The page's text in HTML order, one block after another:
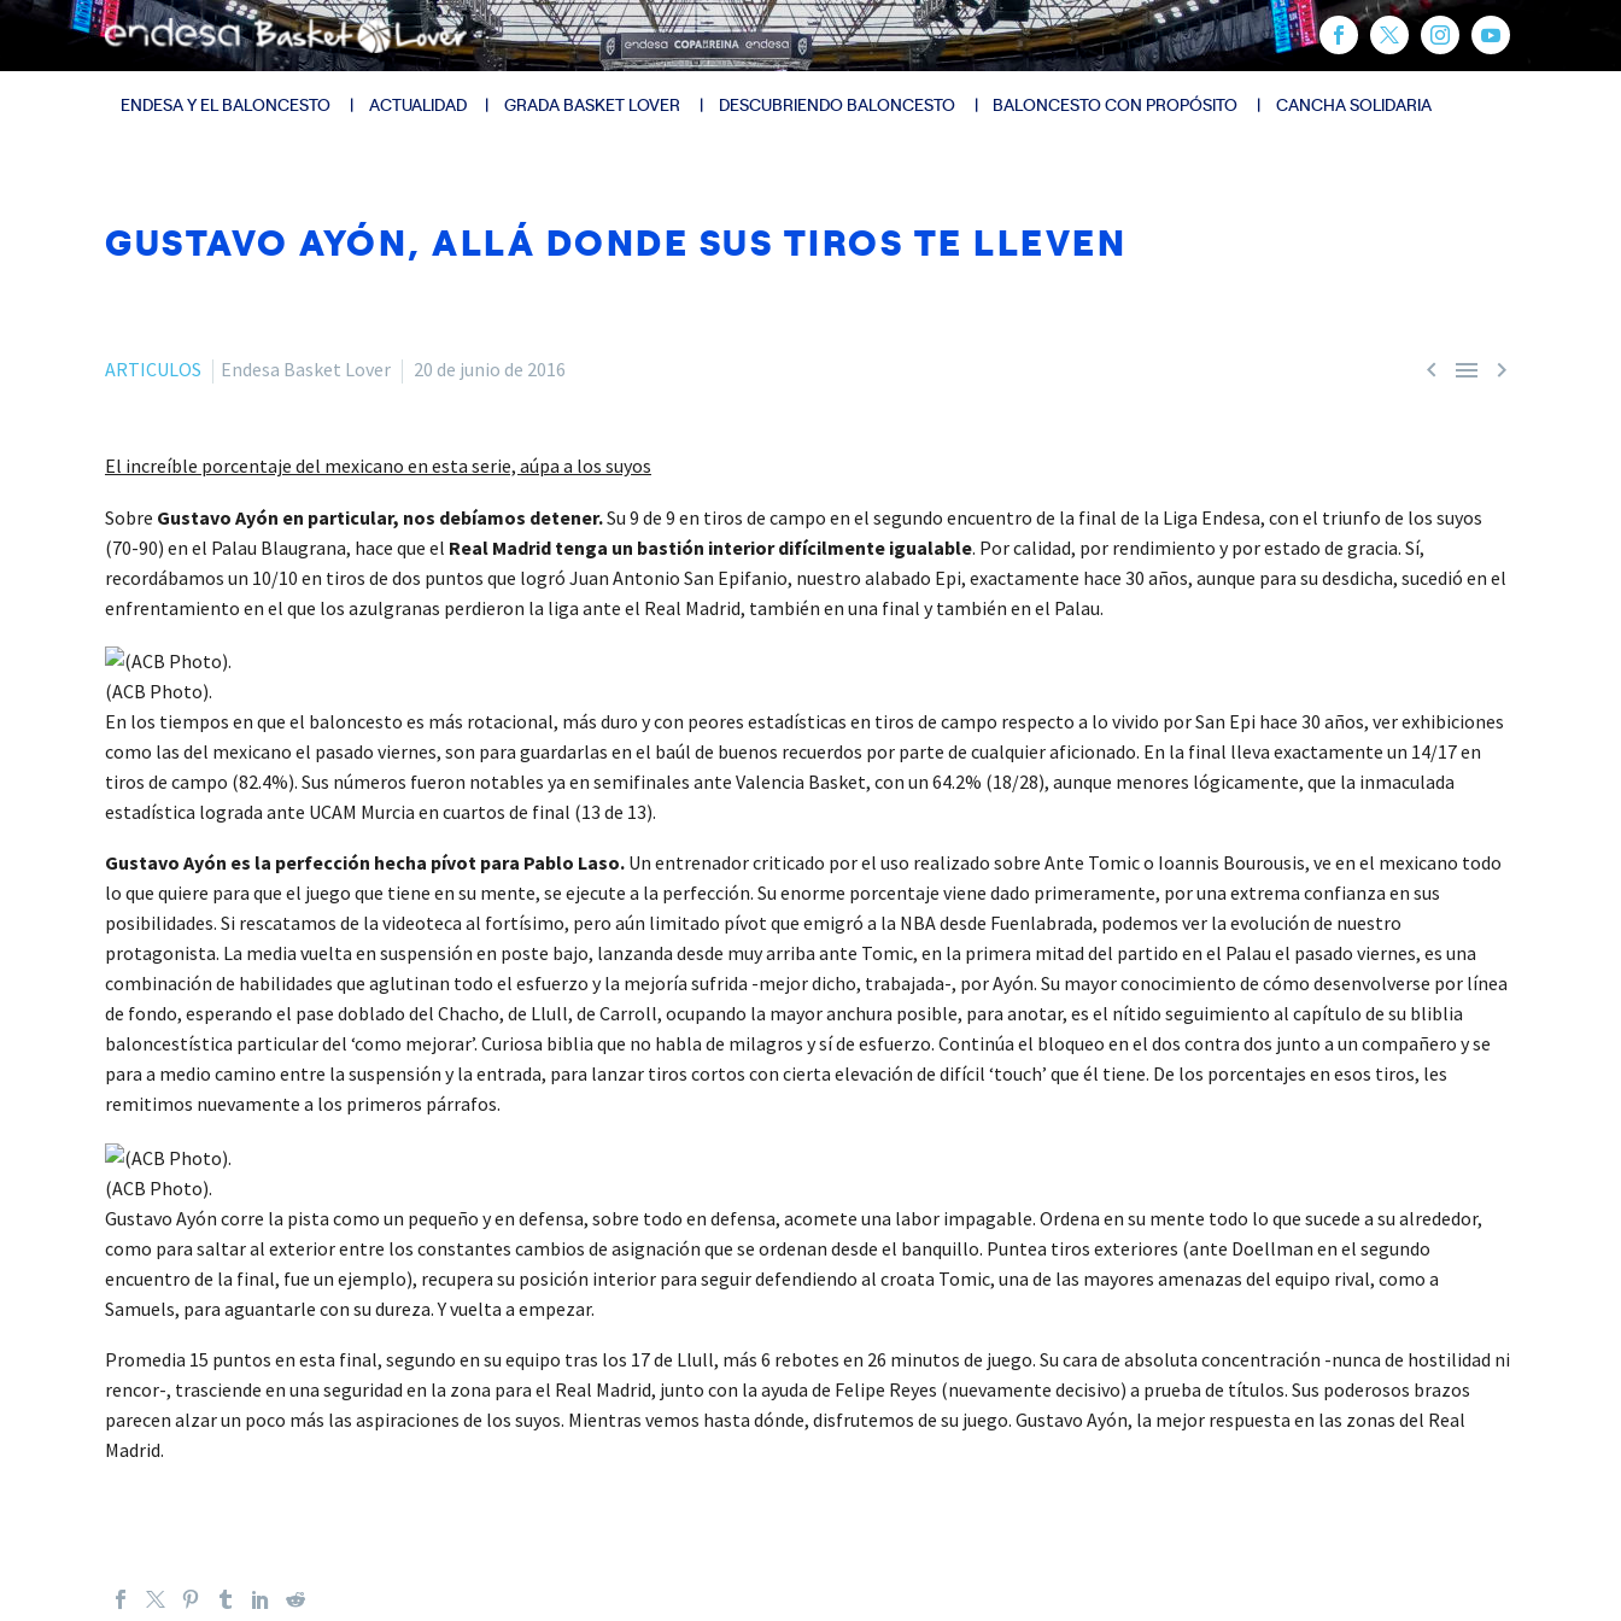
ENDESA Y EL BALONCESTO ACTUALIDAD GRADA BASKET LOVER DESCUBRIENDO BALONCESTO BALONCESTO CON PROPÓSITO CANCHA SOLIDARIA
GUSTAVO AYÓN, ALLÁ DONDE SUS TIROS TE LLEVEN
  
ARTICULOS Endesa Basket Lover 20 de junio de 2016
El increíble porcentaje del mexicano en esta serie, aúpa a los suyos
Sobre Gustavo Ayón en particular, nos debíamos detener.Su 9 de 9 en tiros de campo en el segundo encuentro de la final de la Liga Endesa, con el triunfo de los suyos
(70-90) en el Palau Blaugrana, hace que el Real Madrid tenga un bastión interior difícilmente igualable. Por calidad, por rendimiento y por estado de gracia. Sí,
recordábamos un 10/10 en tiros de dos puntos que logró Juan Antonio San Epifanio, nuestro alabado Epi, exactamente hace 30 años, aunque para su desdicha, sucedió en el
enfrentamiento en el que los azulgranas perdieron la liga ante el Real Madrid, también en una final y también en el Palau.
(ACB Photo).
En los tiempos en que el baloncesto es más rotacional, más duro y con peores estadísticas en tiros de campo respecto a lo vivido por San Epi hace 30 años, ver exhibiciones
como las del mexicano el pasado viernes, son para guardarlas en el baúl de buenos recuerdos por parte de cualquier aficionado. En la final lleva exactamente un 14/17 en
tiros de campo (82.4%). Sus números fueron notables ya en semifinales ante Valencia Basket, con un 64.2% (18/28), aunque menores lógicamente, que la inmaculada
estadística lograda ante UCAM Murcia en cuartos de final (13 de 13).
Gustavo Ayón es la perfección hecha pívot para Pablo Laso. Un entrenador criticado por el uso realizado sobre Ante Tomic o Ioannis Bourousis, ve en el mexicano todo
lo que quiere para que el juego que tiene en su mente, se ejecute a la perfección. Su enorme porcentaje viene dado primeramente, por una extrema confianza en sus
posibilidades. Si rescatamos de la videoteca al fortísimo, pero aún limitado pívot que emigró a la NBA desde Fuenlabrada, podemos ver la evolución de nuestro
protagonista. La media vuelta en suspensión en poste bajo, lanzanda desde muy arriba ante Tomic, en la primera mitad del partido en el Palau el pasado viernes, es una
combinación de habilidades que aglutinan todo el esfuerzo y la mejoría sufrida -mejor dicho, trabajada-, por Ayón. Su mayor conocimiento de cómo desenvolverse por línea
de fondo, esperando el pase doblado del Chacho, de Llull, de Carroll, ocupando la mayor anchura posible, para anotar, es el nítido seguimiento al capítulo de su bliblia
baloncestística particular del ‘como mejorar’. Curiosa biblia que no habla de milagros y sí de esfuerzo. Continúa el bloqueo en el dos contra dos junto a un compañero y se
para a medio camino entre la suspensión y la entrada, para lanzar tiros cortos con cierta elevación de difícil ‘touch’ que él tiene. De los porcentajes en esos tiros, les
remitimos nuevamente a los primeros párrafos.
(ACB Photo).
Gustavo Ayón corre la pista como un pequeño y en defensa, sobre todo en defensa, acomete una labor impagable. Ordena en su mente todo lo que sucede a su alrededor,
como para saltar al exterior entre los constantes cambios de asignación que se ordenan desde el banquillo. Puntea tiros exteriores (ante Doellman en el segundo
encuentro de la final, fue un ejemplo), recupera su posición interior para seguir defendiendo al croata Tomic, una de las mayores amenazas del equipo rival, como a
Samuels, para aguantarle con su dureza. Y vuelta a empezar.
Promedia 15 puntos en esta final, segundo en su equipo tras los 17 de Llull, más 6 rebotes en 26 minutos de juego. Su cara de absoluta concentración -nunca de hostilidad ni
rencor-, trasciende en una seguridad en la zona para el Real Madrid, junto con la ayuda de Felipe Reyes (nuevamente decisivo) a prueba de títulos. Sus poderosos brazos
parecen alzar un poco más las aspiraciones de los suyos. Mientras vemos hasta dónde, disfrutemos de su juego. Gustavo Ayón, la mejor respuesta en las zonas del Real
Madrid.